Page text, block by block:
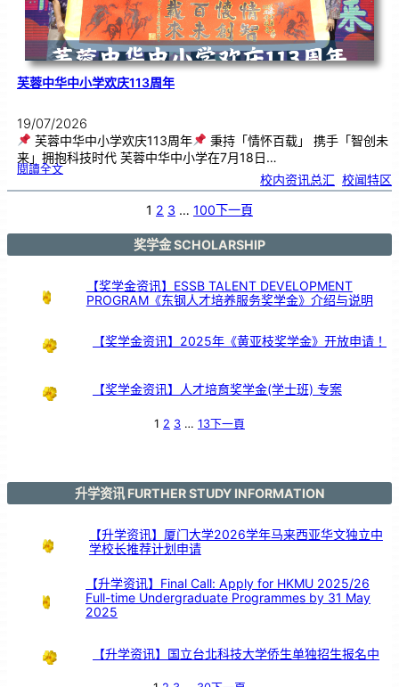
芙蓉中华中小学欢庆113周年
19/07/2026
芙蓉中华中小学欢庆113周年
秉持「情怀百载」 携手「智创未
来」拥抱科技时代 芙蓉中华中小学在7月18日…
閱讀全文:芙
中
华
1
1
年
校内资讯总汇 校闻特区
1 2 3 … 100下一頁
奖学金 SCHOLARSHIP
【奖学金资讯】ESSB TALENT DEVELOPMENT
PROGRAM《东钢人才培养服务奖学金》介绍与说明
【奖学金资讯】2025年《黄亚枝奖学金》开放申请！
【奖学金资讯】人才培育奖学金(学士班) 专案
1 2 3 … 13下一頁
升学资讯 FURTHER STUDY INFORMATION
【升学资讯】厦门大学2026学年马来西亚华文独立中
学校长推荐计划申请
【升学资讯】Final Call: Apply for HKMU 2025/26
Full-time Undergraduate Programmes by 31 May
2025
【升学资讯】国立台北科技大学侨生单独招生报名中